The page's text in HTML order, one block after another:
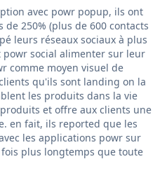
avec powr popup, ils ont
250% (plus de 600 contacts
leurs réseaux sociaux à plus
social alimenter sur leur
comme moyen visuel de
qu'ils sont landing on la
les produits dans la vie
et offre aux clients une
en fait, ils reported que les
les applications powr sur
plus longtemps que toute